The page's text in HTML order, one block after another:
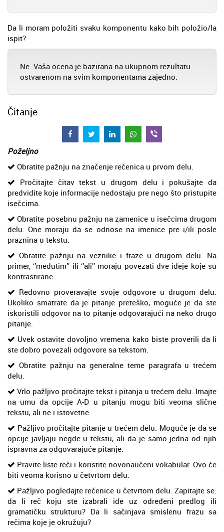
Da li moram položiti svaku komponentu kako bih položio/la
ispit?
Ne. Vaša ocena je bazirana na ukupnom rezultatu
ostvarenom na svim komponentama zajedno.
Čitanje
Poželjno
Obratite pažnju na značenje rečenica u prvom delu.
Pročitajte čitav tekst u drugom delu i pokušajte da
predvidite koje informacije nedostaju pre nego što pristupite
isečcima.
Obratite posebnu pažnju na zamenice u isečcima drugom
delu. One moraju da se odnose na imenice pre i/ili posle
praznina u tekstu.
Obratite pažnju na veznike i fraze u drugom delu. Na
primer, ‘’međutim’’ ili ‘’ali’’ moraju povezati dve ideje koje su
kontrastirane.
Redovno proveravajte svoje odgovore u drugom delu.
Ukoliko smatrate da je pitanje preteško, moguće je da ste
iskoristili odgovor na to pitanje odgovarajući na neko drugo
pitanje.
Uvek ostavite dovoljno vremena kako biste proverili da li
ste dobro povezali odgovore sa tekstom.
Obratite pažnju na generalne teme paragrafa u trećem
delu.
Vrlo pažljivo pročitajte tekst i pitanja u trećem delu. Imajte
na umu da opcije A-D u pitanju mogu biti veoma slične
tekstu, ali ne i istovetne.
Pažljivo pročitajte pitanje u trećem delu. Moguće je da se
opcije javljaju negde u tekstu, ali da je samo jedna od njih
ispravna za odgovarajuće pitanje.
Pravite liste reči i koristite novonaučeni vokabular. Ovo će
biti veoma korisno u četvrtom delu.
Pažljivo pogledajte rečenice u četvrtom delu. Zapitajte se:
da li reč koju ste izabrali ide uz određeni predlog ili
gramatičku strukturu? Da li sačinjava smislenu frazu sa
rečima koje je okružuju?